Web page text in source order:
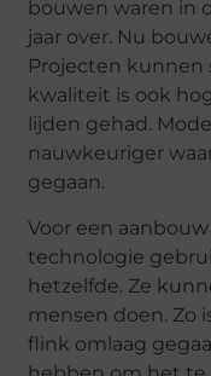
bouwen waren in
jaar over. Nu
Projecten kunnen
kwaliteit is ook
lijden gehad.
nauwkeuriger
gegaan.
Voor een
technologie
hetzelfde. Ze
mensen doen. Zo
flink omlaag